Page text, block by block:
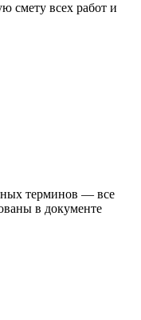
смету всех работ и
терминов — все
в документе